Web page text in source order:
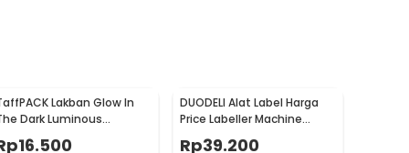
Lakban Glow In
Dark Luminous
Adhesive Tape 10M 1.5cm -
16.500
DUODELI Alat Label Harga
Price Labeller Machine
Coding - MX-5500
Rp39.200